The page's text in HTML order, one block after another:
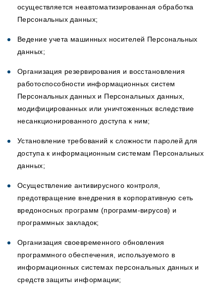
осуществляется неавтоматизированная обработка
Персональных данных;
Ведение учета машинных носителей Персональных
данных;
Организация резервирования и восстановления
работоспособности информационных систем
Персональных данных и Персональных данных,
модифицированных или уничтоженных вследствие
несанкционированного доступа к ним;
Установление требований к сложности паролей для
доступа к информационным системам Персональных
данных;
Осуществление антивирусного контроля,
предотвращение внедрения в корпоративную сеть
вредоносных программ (программ-вирусов) и
программных закладок;
Организация своевременного обновления
программного обеспечения, используемого в
информационных системах персональных данных и
средств защиты информации;